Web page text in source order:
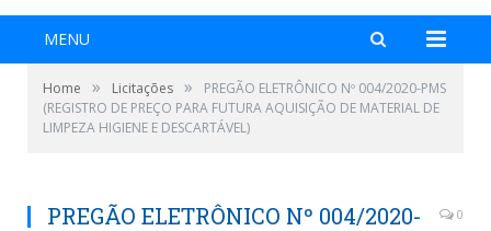
MENU
Home » Licitações »
PREGÃO ELETRÔNICO Nº 004/2020-PMS
(REGISTRO DE PREÇO PARA FUTURA AQUISIÇÃO DE MATERIAL DE
LIMPEZA HIGIENE E DESCARTÁVEL)
PREGÃO ELETRÔNICO Nº 004/2020-
0